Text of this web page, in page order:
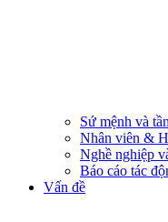
Sứ mệnh và
Nhân viên &
Nghề nghiệp
Báo cáo tác
Vấn đề